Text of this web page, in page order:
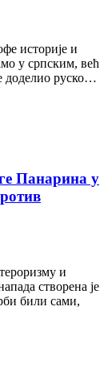
историје и
у српским, већ
доделио руско…
Панарина у
и
створена је
били сами,